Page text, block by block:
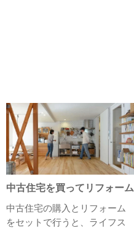
中古住宅を買ってリフォーム
中古住宅の購入とリフォーム
をセットで行うと、ライフス